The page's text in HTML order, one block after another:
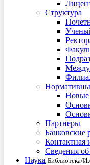
Структура
Новые
Партнеры
Банковские
Контактная
Сведения об
Наука Библиотека/